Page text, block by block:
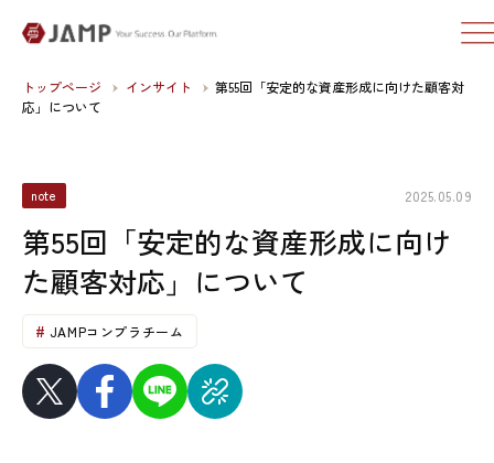
トップページ インサイト
第55回「安定的な資産形成に向けた顧客対
応」について
note 2025.05.09
第55回「安定的な資産形成に向け
た顧客対応」について
JAMPコンプラチーム